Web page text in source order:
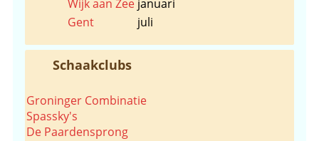
Wijk aan Zee januari
Gent
juli
Schaakclubs
Groninger Combinatie
Spassky's
De Paardensprong